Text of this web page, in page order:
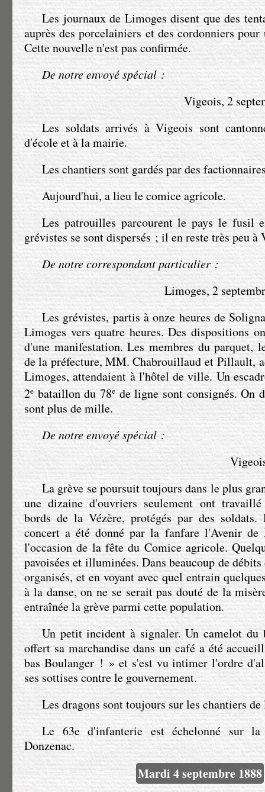
Les journaux de Limoges disent que des
auprès des porcelainiers et des cordonniers pour
Cette nouvelle n'est pas confirmée.
De notre envoyé spécial :
Vigeois, 2
Les soldats arrivés à Vigeois sont
d'école et à la mairie.
Les chantiers sont gardés par des
Aujourd'hui, a lieu le comice agricole.
Les patrouilles parcourent le pays le fusil
grévistes se sont dispersés ; il en reste très peu à
De notre correspondant particulier :
Limoges, 2
Les grévistes, partis à onze heures de
Limoges vers quatre heures. Des dispositions
d'une manifestation. Les membres du parquet,
de la préfecture, MM. Chabrouillaudet Pillault,
Limoges, attendaient à l'hôtel de ville. Un
2ebataillon du 78ede ligne sont consignés. On
sont plus de mille.
De notre envoyé spécial :
La grève se poursuit toujours dans le plus
une dizaine d'ouvriers seulement ont
bords de la Vézère, protégés par des
concert a été donné par la fanfare l'Avenir de
l'occasion de la fête du Comice agricole.
pavoisées et illuminées. Dans beaucoup de
organisés, et en voyant avec quel entrain
à la danse, on ne se serait pas douté de la
entraînée la grève parmi cette population.
Un petit incident à signaler. Un camelot du
offert sa marchandise dans un café a été
bas Boulanger ! » et s'est vu intimer l'ordre
ses sottises contre le gouvernement.
Les dragons sont toujours sur les chantiers
Le 63e d'infanterie est échelonné sur
Mardi 4 septembre 1888